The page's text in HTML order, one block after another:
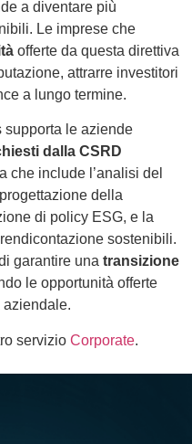
a diventare più
Le imprese che
offerte da questa direttiva
attrarre investitori
a lungo termine.
supporta le aziende
dalla CSRD
che include l’analisi del
della
di policy ESG, e la
sostenibili.
garantire una transizione
le opportunità offerte
servizio Corporate.